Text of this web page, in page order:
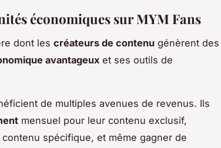
économiques sur MYM Fans
dont les créateurs de contenu génèrent des
avantageux et ses outils de
de multiples avenues de revenus. Ils
mensuel pour leur contenu exclusif,
spécifique, et même gagner de